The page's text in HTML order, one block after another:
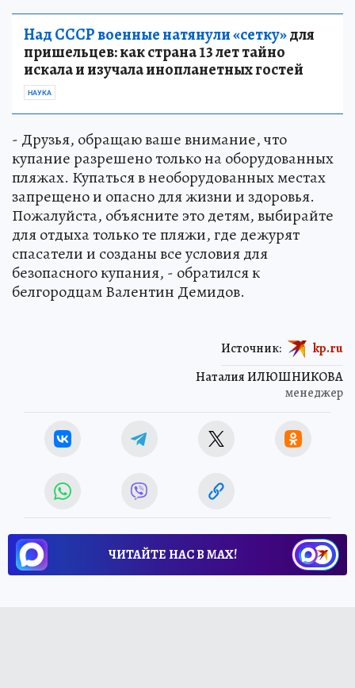
Над СССР военные натянули «сетку»для
пришельцев: как страна 13 лет тайно
искала и изучала инопланетных гостей
НАУКА
- Друзья, обращаю ваше внимание, что
купание разрешено только на оборудованных
пляжах. Купаться в необорудованных местах
запрещено и опасно для жизни и здоровья.
Пожалуйста, объясните это детям, выбирайте
для отдыха только те пляжи, где дежурят
спасатели и созданы все условия для
безопасного купания, - обратился к
белгородцам Валентин Демидов.
Наталия ИЛЮШНИКОВА
менеджер
Источник: kp.ru
ЧИТАЙТЕ НАС В МАХ!